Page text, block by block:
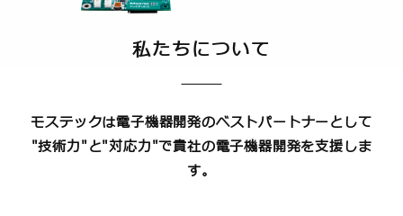
私たちについて
モステックは電子機器開発のベストパートナーとして
"技術力"と"対応力"で貴社の電子機器開発を支援しま
す。